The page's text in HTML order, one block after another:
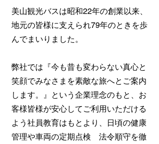
美山観光バスは昭和22年の創業以来、
地元の皆様に支えられ79年のときを歩
んでまいりました。
弊社では『今も昔も変わらない真心と
笑顔でみなさまを素敵な旅へとご案内
します。』という企業理念のもと、お
客様皆様が安心してご利用いただける
よう社員教育はもとより、日頃の健康
管理や車両の定期点検 法令順守を徹